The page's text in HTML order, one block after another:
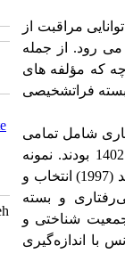
مراقبت از
رود. از جمله
که مؤلفه های
فراتشخیصی
شامل تمامی
دختران 10 تا 12 ساله مضطرب مراجعه کننده به مراکز مشاوره آموزش و پرورش شهر یزد در سال تحصیلی 1402 بودند. نمونه
پژوهش 45 نفر از این افراد بود که به صورت هدفمند با کسب نمره در پرسشنامه اضطراب آشکار رینولدز و ریچموند (1997) انتخاب و
و بسته
شناختی و
با اندازه‌گیری